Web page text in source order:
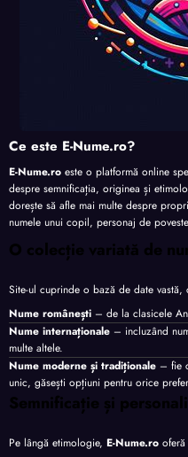
Ce este E-Nume.ro?
E-Nume.ro este o platformă online
despre semnificația, originea și
dorește să afle mai multe despre
numele unui copil, personaj de
O colecție variată de
Site-ul cuprinde o bază de date
Nume românești – de la clasicele
Nume internaționale – incluzând
multe altele.
Nume moderne și tradiționale – fie
unic, găsești opțiuni pentru orice
Semnificație și
Pe lângă etimologie, E-Nume.ro